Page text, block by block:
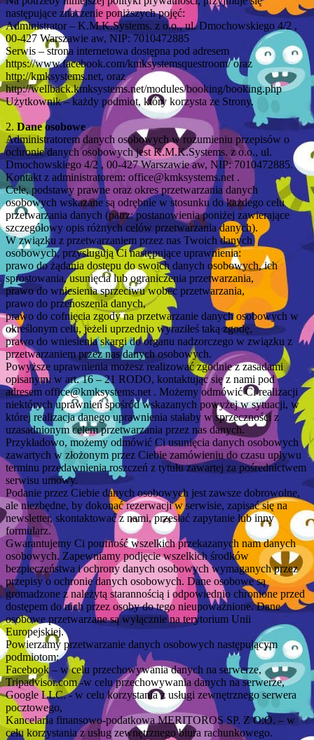
następujące znaczenie poniższych pojęć:
Administrator – K.M.K.Systems. z o.o., ul. Dmochowskiego 4/2 ,
00-427 Warszawie aw, NIP: 7010472885
Serwis – strona internetowa dostępna pod adresem
https://www.facebook.com/kmksystemsquestroom/ oraz
http://kmksystems.net, oraz
http://wellback.kmksystems.net/modules/booking/booking.php
Użytkownik – każdy podmiot, który korzysta ze Strony.
2. Dane osobowe
Administratorem danych osobowych w rozumieniu przepisów o
ochronie danych osobowych jest K.M.K.Systems. z o.o., ul.
Dmochowskiego 4/2 , 00-427 Warszawie aw, NIP: 7010472885.
Kontakt z administratorem: office@kmksystems.net .
Cele, podstawy prawne oraz okres przetwarzania danych
osobowych wskazane są odrębnie w stosunku do każdego celu
przetwarzania danych (patrz: postanowienia poniżej zawierające
szczegółowy opis różnych celów przetwarzania danych).
W związku z przetwarzaniem przez nas Twoich danych
osobowych, przysługują Ci następujące uprawnienia:
prawo do żądania dostępu do swoich danych osobowych, ich
sprostowania, usunięcia lub ograniczenia przetwarzania,
prawo do wniesienia sprzeciwu wobec przetwarzania,
prawo do przenoszenia danych,
prawo do cofnięcia zgody na przetwarzanie danych osobowych w
określonym celu, jeżeli uprzednio wyraziłeś taką zgodę,
prawo do wniesienia skargi do organu nadzorczego w związku z
przetwarzaniem przez nas danych osobowych.
Powyższe uprawnienia możesz realizować zgodnie z zasadami
opisanymi w art. 16 – 21 RODO, kontaktując się z nami pod
adresem office@kmksystems.net . Możemy odmówić Ci realizacji
niektórych uprawnień spośród wskazanych powyżej w sytuacji, w
której realizacja danego uprawnienia stałaby w sprzeczności z
uzasadnionym celem przetwarzania przez nas danych.
Przykładowo, możemy odmówić Ci usunięcia danych osobowych
zawartych w złożonym przez Ciebie zamówieniu do czasu upływu
terminu przedawnienia roszczeń z tytułu zawartej za pośrednictwem
serwisu umowy.
Podanie przez Ciebie danych osobowych jest zawsze dobrowolne,
ale niezbędne, by dokonać rezerwacji w serwisie, zapisać się na
newsletter, skontaktować z nami, przesłać zapytanie lub inny
formularz.
Gwarantujemy Ci poufność wszelkich przekazanych nam danych
osobowych. Zapewniamy podjęcie wszelkich środków
bezpieczeństwa i ochrony danych osobowych wymaganych przez
przepisy o ochronie danych osobowych. Dane osobowe są
gromadzone z należytą starannością i odpowiednio chronione przed
dostępem do nich przez osoby do tego nieupoważnione. Dane
osobowe przetwarzane są wyłącznie na terytorium Unii
Europejskiej.
Powierzamy przetwarzanie danych osobowych następującym
podmiotom:
Facebook – w celu przechowywania danych na serwerze,
Tripadvisor.com -w celu przechowywania danych na serwerze,
Google LLC. - w celu korzystania z usługi zewnętrznego serwera
pocztowego,
Kancelaria finansowo-podatkowa MERITOROS SP. Z O.O. – w
celu korzystania z usług zewnętrznego biura rachunkowego.